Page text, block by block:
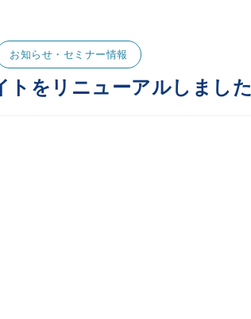
お知らせ・セミナー情報
トをリニューアルしました